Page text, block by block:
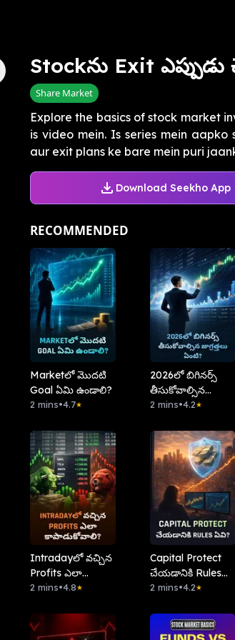
Stockను Exit
Share Market
Explore the basics of stock market
is video mein. Is series mein
aur exit plans ke bare mein puri
Download Seekho App
RECOMMENDED
Marketలో మొదటి
Goal ఏమి ఉండాలి?
2 mins•4.7★
2026లో బిగినర్స్
తీసుకోవాల్సిన
జాగ్రత్తలు ఏంటి?
2 mins•4.2★
Intradayలో వచ్చిన
Profits ఎలా
కాపాడుకోవాలి?
2 mins•4.8★
Capital Protect
చేయడానికి Rules
ఏవి?
2 mins•4.2★